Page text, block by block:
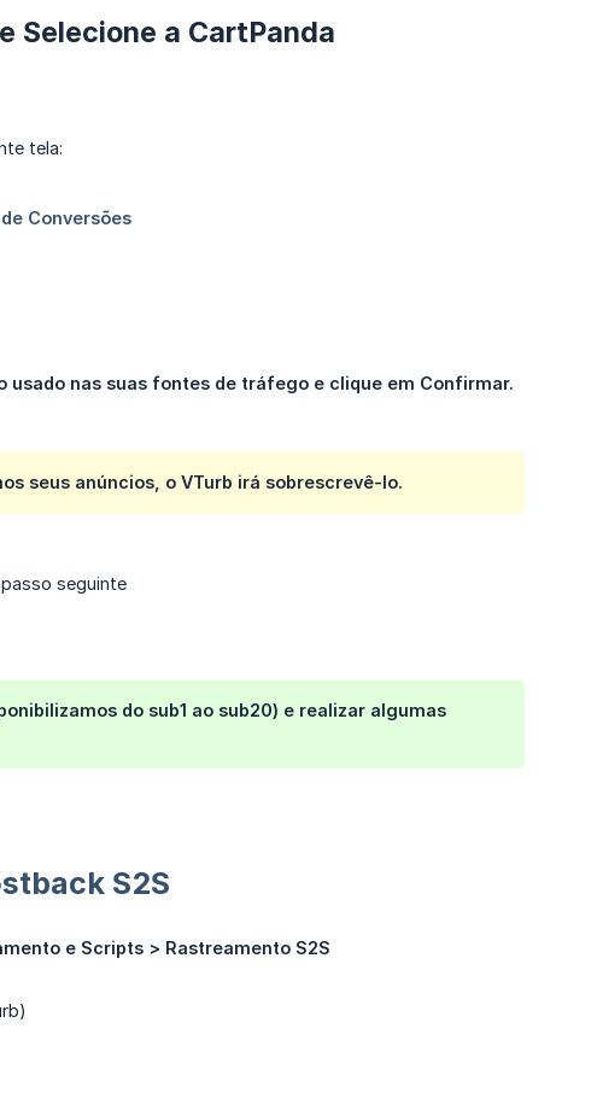
Selecione a CartPanda
tela:
usado nas suas fontes de tráfego e clique em Confirmar.
seus anúncios, o VTurb irá sobrescrevê-lo.
seguinte
do sub1 ao sub20) e realizar algumas
S2S
e Scripts > Rastreamento S2S